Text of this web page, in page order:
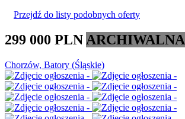
Przejdź do listy podobnych oferty
299 000 PLN ARCHIWALNA
Chorzów, Batory (Śląskie)